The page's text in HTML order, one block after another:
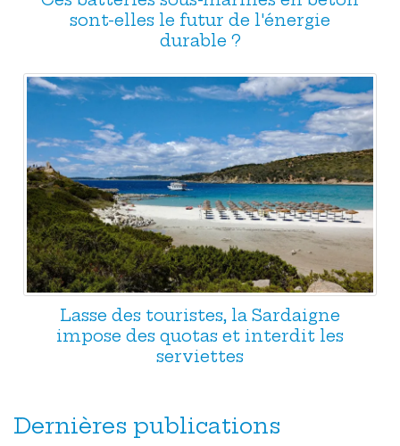
sont-elles le futur de l'énergie
durable ?
Lasse des touristes, la Sardaigne
impose des quotas et interdit les
serviettes
Dernières publications